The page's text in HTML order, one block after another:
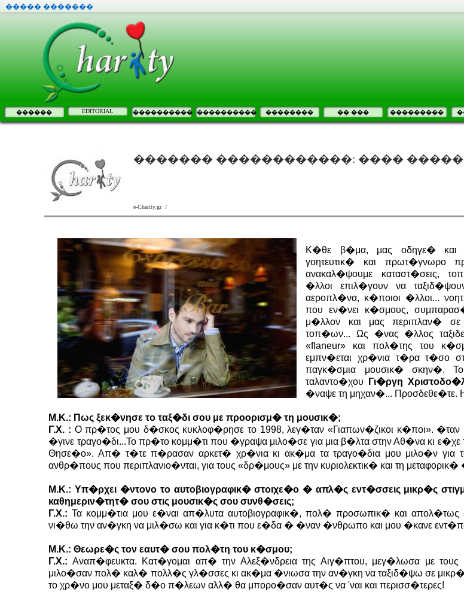
����� �������
������ EDITORIAL ���������� ���������� �������� �� ��� ���������
������� ������������: ���� �����
e-Charity.gr /
Κ�θε β�μα, μας οδηγε�
γοητευτικ� και πρωτ�γνωρο
ανακαλ�ψουμε καταστ�σεις,
�λλοι επιλ�γουν να
αεροπλ�να, κ�ποιοι �λλοι...
που εν�νει κ�σμους,
μ�λλον και μας περιπλαν� σε
τοπ�ων... Ως �νας �λλος
«flaneur» και πολ�της του
εμπν�εται χρ�νια τ�ρα τ�σο
παγκ�σμια μουσικ� σκην�.
ταλαντο�χου
Γι�ργη
�ναψε τη μηχαν�... Προσδεθε�τε.
Μ.Κ.: Πως ξεκ�νησε το ταξ�δι σου με προορισμ� τη μουσικ�;
Γ.Χ. : Ο πρ�τος μου δ�σκος κυκλοφ�ρησε το 1998, λεγ�ταν «Γιαπων�ζικοι κ�ποι». �ταν
�γινε τραγο�δι...Το πρ�το κομμ�τι που �γραψα μιλο�σε για μια β�λτα στην Αθ�να κι
Θησε�ο». Απ� τ�τε π�ρασαν αρκετ� χρ�νια κι ακ�μα τα τραγο�δια μου μιλο�ν για
ανθρ�πους που περιπλανιο�νται, για τους «δρ�μους» με την κυριολεκτικ� και τη μεταφορικ�
Μ.Κ.: Υπ�ρχει �ντονο το αυτοβιογραφικ� στοιχε�ο � απλ�ς εντ�σσεις μικρ�ς
καθημεριν�τητ� σου στις μουσικ�ς σου συνθ�σεις;
Γ.Χ.: Τα κομμ�τια μου ε�ναι απ�λυτα αυτοβιογραφικ�, πολ� προσωπικ� και
νι�θω την αν�γκη να μιλ�σω και για κ�τι που ε�δα � �ναν �νθρωπο και μου �κανε
Μ.Κ.: Θεωρε�ς τον εαυτ� σου πολ�τη του κ�σμου;
Γ.Χ.: Αναπ�φευκτα. Κατ�γομαι απ� την Αλεξ�νδρεια της Αιγ�πτου, μεγ�λωσα με
μιλο�σαν πολ� καλ� πολλ�ς γλ�σσες κι ακ�μα �νιωσα την αν�γκη να ταξιδ�ψω σε
το χρ�νο μου μεταξ� δ�ο π�λεων αλλ� θα μπορο�σαν αυτ�ς να 'ναι και περισσ�τερες!